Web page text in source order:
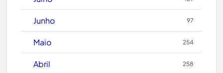
Junho 97
Maio 254
Abril 258